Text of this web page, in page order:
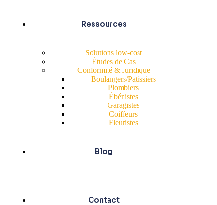
Ressources
Solutions low-cost
Études de Cas
Conformité & Juridique
Boulangers/Patissiers
Plombiers
Ébénistes
Garagistes
Coiffeurs
Fleuristes
Blog
Contact